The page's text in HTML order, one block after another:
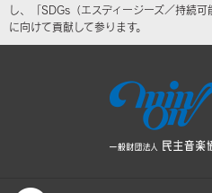
し、「SDGs（エスディージーズ／持続
に向けて貢献して参ります。